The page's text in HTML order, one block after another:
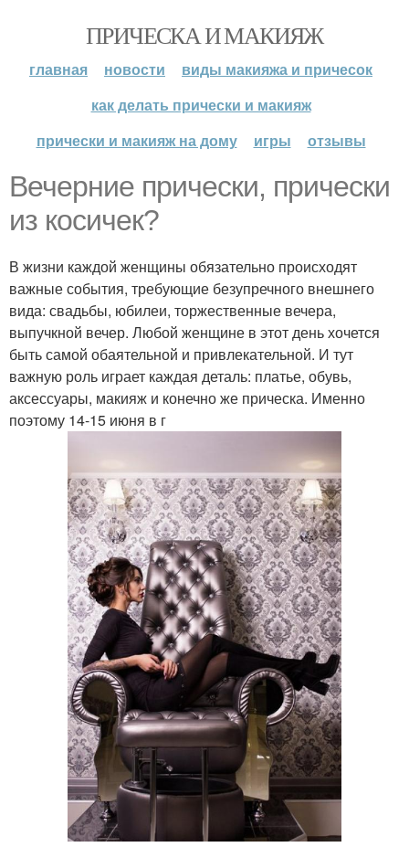
ПРИЧЕСКА И МАКИЯЖ
главная новости
виды макияжа и причесок
как делать прически и макияж
прически и макияж на дому
игры отзывы
Вечерние прически, прически
из косичек?
В жизни каждой женщины обязательно происходят
важные события, требующие безупречного внешнего
вида: свадьбы, юбилеи, торжественные вечера,
выпучкной вечер. Любой женщине в этот день хочется
быть самой обаятельной и привлекательной. И тут
важную роль играет каждая деталь: платье, обувь,
аксессуары, макияж и конечно же прическа. Именно
поэтому 14-15 июня в г